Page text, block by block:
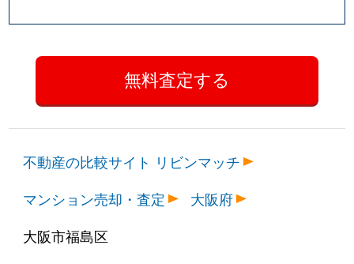
不動産の比較サイト リビンマッチ
マンション売却・査定
大阪府
大阪市福島区